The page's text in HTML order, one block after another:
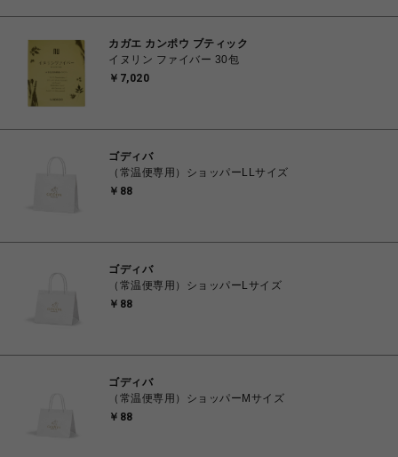
カガエ カンポウ ブティック
イヌリン ファイバー 30包
￥7,020
ゴディバ
（常温便専用）ショッパーLLサイズ
￥88
ゴディバ
（常温便専用）ショッパーLサイズ
￥88
ゴディバ
（常温便専用）ショッパーMサイズ
￥88